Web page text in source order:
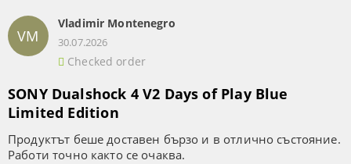
VM
Vladimir Montenegro
30.07.2026
Checked order
SONY Dualshock 4 V2 Days of Play Blue
Limited Edition
Продуктът беше доставен бързо и в отлично състояние.
Работи точно както се очаква.